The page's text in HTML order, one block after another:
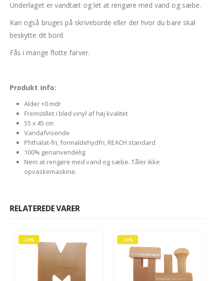
Underlaget er vandtæt og let at rengøre med vand og sæbe.
Kan også bruges på skriveborde eller der hvor du bare skal
beskytte dit bord.
Fås i mange flotte farver.
Produkt info:
Alder +0 mdr
Fremstillet i blød vinyl af høj kvalitet
55 x 45 cm
Vandafvisende
Phthalat-fri, formaldehydfri, REACH standard
100% genanvendelig
Nem at rengøre med vand og sæbe. Tåler ikke
opvaskemaskine.
RELATEREDE VARER
-25% -26%